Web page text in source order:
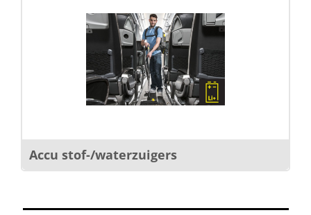
Accu stof-/waterzuigers